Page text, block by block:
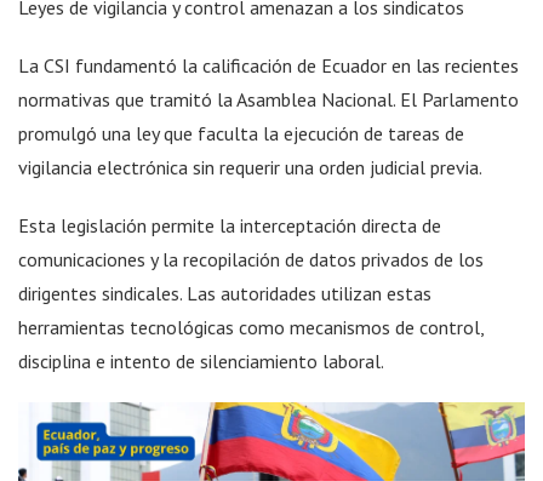
Leyes de vigilancia y control amenazan a los sindicatos
La CSI fundamentó la calificación de Ecuador en las recientes
normativas que tramitó la Asamblea Nacional. El Parlamento
promulgó una ley que faculta la ejecución de tareas de
vigilancia electrónica sin requerir una orden judicial previa.
Esta legislación permite la interceptación directa de
comunicaciones y la recopilación de datos privados de los
dirigentes sindicales. Las autoridades utilizan estas
herramientas tecnológicas como mecanismos de control,
disciplina e intento de silenciamiento laboral.